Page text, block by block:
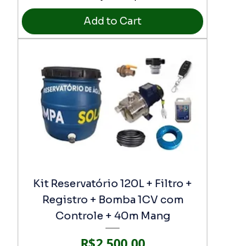
Add to Cart
Kit Reservatório 120L + Filtro +
Registro + Bomba 1CV com
Controle + 40m Mang